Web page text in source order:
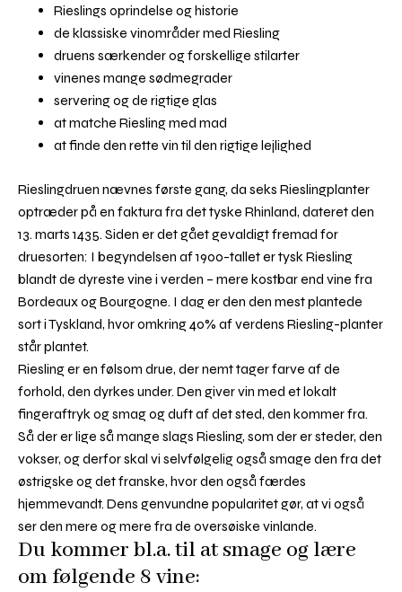
Rieslings oprindelse og historie
de klassiske vinområder med Riesling
druens særkender og forskellige stilarter
vinenes mange sødmegrader
servering og de rigtige glas
at matche Riesling med mad
at finde den rette vin til den rigtige lejlighed
Rieslingdruen nævnes første gang, da seks Rieslingplanter
optræder på en faktura fra det tyske Rhinland, dateret den
13. marts 1435. Siden er det gået gevaldigt fremad for
druesorten: I begyndelsen af 1900-tallet er tysk Riesling
blandt de dyreste vine i verden – mere kostbar end vine fra
Bordeaux og Bourgogne. I dag er den den mest plantede
sort i Tyskland, hvor omkring 40% af verdens Riesling-planter
står plantet.
Riesling er en følsom drue, der nemt tager farve af de
forhold, den dyrkes under. Den giver vin med et lokalt
fingeraftryk og smag og duft af det sted, den kommer fra.
Så der er lige så mange slags Riesling, som der er steder, den
vokser, og derfor skal vi selvfølgelig også smage den fra det
østrigske og det franske, hvor den også færdes
hjemmevandt. Dens genvundne popularitet gør, at vi også
ser den mere og mere fra de oversøiske vinlande.
Du kommer bl.a. til at smage og lære
om følgende 8 vine: